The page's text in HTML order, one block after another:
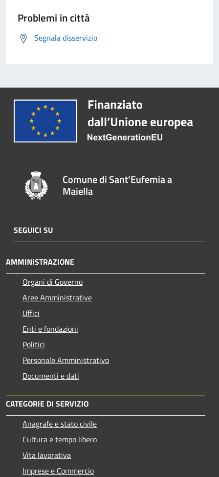
Problemi in città
Segnala disservizio
Comune di Sant'Eufemia a
Maiella
SEGUICI SU
AMMINISTRAZIONE
Organi di Governo
Aree Amministrative
Uffici
Enti e fondazioni
Politici
Personale Amministrativo
Documenti e dati
CATEGORIE DI SERVIZIO
Anagrafe e stato civile
Cultura e tempo libero
Vita lavorativa
Imprese e Commercio